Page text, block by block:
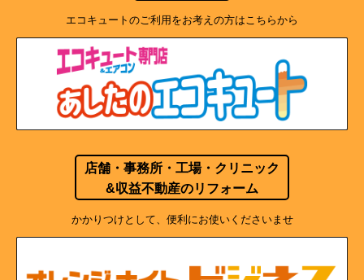
エコキュートのご利用をお考えの方はこちらから
店舗・事務所・工場・クリニック
&収益不動産のリフォーム
かかりつけとして、便利にお使いくださいませ